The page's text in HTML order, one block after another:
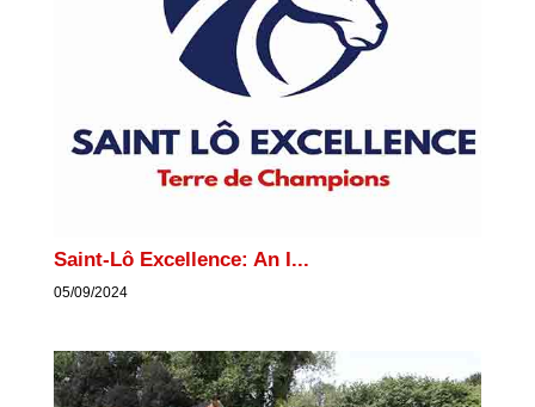
Saint-Lô Excellence: An I...
05/09/2024